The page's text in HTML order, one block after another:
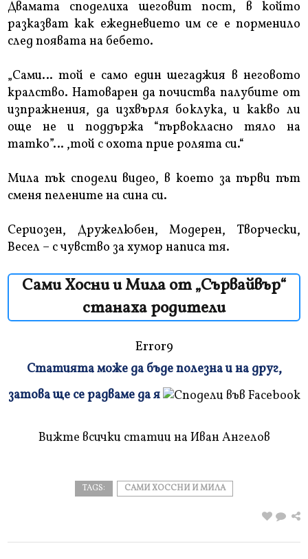
Двамата споделиха шеговит пост, в който
разказват как ежедневието им се е порменило
след появата на бебето.
„Сами… той е само един шегаджия в неговото
кралство. Натоварен да почиства палубите от
изпражнения, да изхвърля боклука, и какво ли
още не и поддържа “първокласно тяло на
татко”… ,той с охота прие ролята си.“
Мила пък сподели видео, в което за първи път
сменя пелените на сина си.
Сериозен, Дружелюбен, Модерен, Творчески,
Весел – с чувство за хумор написа тя.
Сами Хосни и Мила от „Сървайвър“
станаха родители
Error9
и
Статията може да бъде полезна и на друг,
затова ще се радваме да я
Вижте всички статии на Иван Ангелов
TAGS: САМИ ХОССНИ И МИЛА